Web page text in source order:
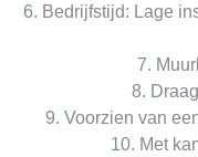
6. Bedrijfstijd: Lage
7.
8.
9. Voorzien van
10. Met